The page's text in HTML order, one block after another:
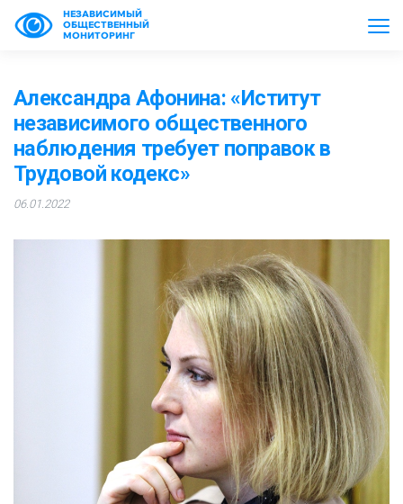
НЕЗАВИСИМЫЙ
ОБЩЕСТВЕННЫЙ
МОНИТОРИНГ
Александра Афонина: «Иститут
независимого общественного
наблюдения требует поправок в
Трудовой кодекс»
06.01.2022